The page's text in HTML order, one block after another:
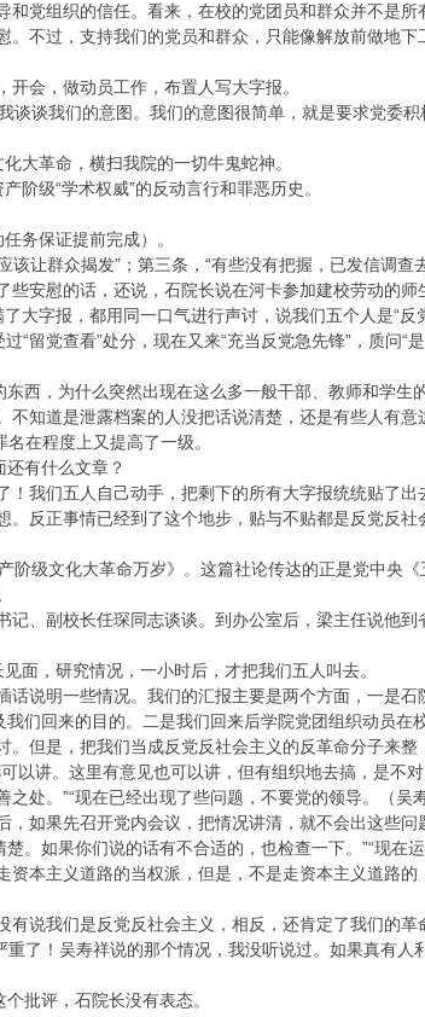
党组织的信任。看来，在校的党团员和群众并不是
不过，支持我们的党员和群众，只能像解放前做地
会，做动员工作，布置人写大字报。
谈我们的意图。我们的意图很简单，就是要求党委
大革命，横扫我院的一切牛鬼蛇神。
阶级“学术权威”的反动言行和罪恶历史。
务保证提前完成）。
让群众揭发”；第三条，“有些没有把握，已发信调查
安慰的话，还说，石院长说在河卡参加建校劳动的师
大字报，都用同一口气进行声讨，说我们五个人是“反
留党查看”处分，现在又来“充当反党急先锋”，质问“
西，为什么突然出现在这么多一般干部、教师和学生
知道是泄露档案的人没把话说清楚，还是有些人有意
在程度上又提高了一级。
有什么文章？
我们五人自己动手，把剩下的所有大字报统统贴了
反正事情已经到了这个地步，贴与不贴都是反党反
级文化大革命万岁》。这篇社论传达的正是党中央
、副校长任琛同志谈谈。到办公室后，梁主任说他到
面，研究情况，一小时后，才把我们五人叫去。
说明一些情况。我们的汇报主要是两个方面，一是
们回来的目的。二是我们回来后学院党团组织动员在
但是，把我们当成反党反社会主义的反革命分子来整
以讲。这里有意见也可以讲，但有组织地去搞，是不
处。”“现在已经出现了些问题，不要党的领导。（吴
如果先召开党内会议，把情况讲清，就不会出这些问
。如果你们说的话有不合适的，也检查一下。”“现在
本主义道路的当权派，但是，不是走资本主义道路
说我们是反党反社会主义，相反，还肯定了我们的革
重了！吴寿祥说的那个情况，我没听说过。如果真有
批评，石院长没有表态。